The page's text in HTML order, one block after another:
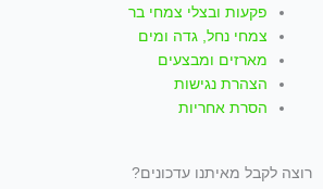
פקעות ובצלי צמחי בר
צמחי נחל, גדה ומים
מארזים ומבצעים
הצהרת נגישות
הסרת אחריות
רוצה לקבל מאיתנו עדכונים?